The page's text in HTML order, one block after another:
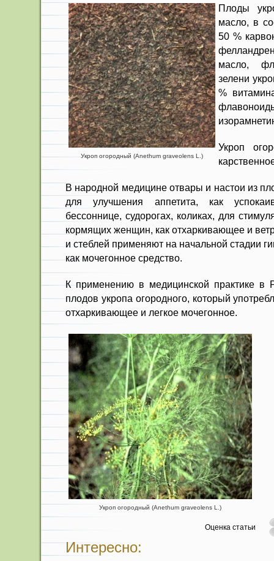
Укроп огородный (Anethum graveolens L.)
Плоды
масло, в
50 %
масло,
зелени
%
Укроп
В народной медицине отвары и настои из
для улучшения аппетита, как
бессоннице, судо­рогах, коликах, для
кормящих женщин, как отхаркивающее и
и стеблей применяют на начальной стадии
как мочегонное средство.
К применению в медицинской практике в
плодов укропа огородного, который
от­харкивающее и легкое мочегонное.
Укроп огородный (Anethum graveolens L.)
Оценка статьи
Интересно: